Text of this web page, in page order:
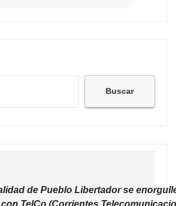
Buscar
de Pueblo Libertador se
TelCo (Corrientes